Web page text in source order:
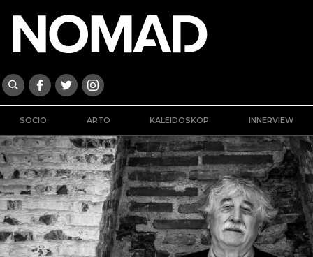
SOCIO ARTO KALEIDOSKOP INNERVIEW